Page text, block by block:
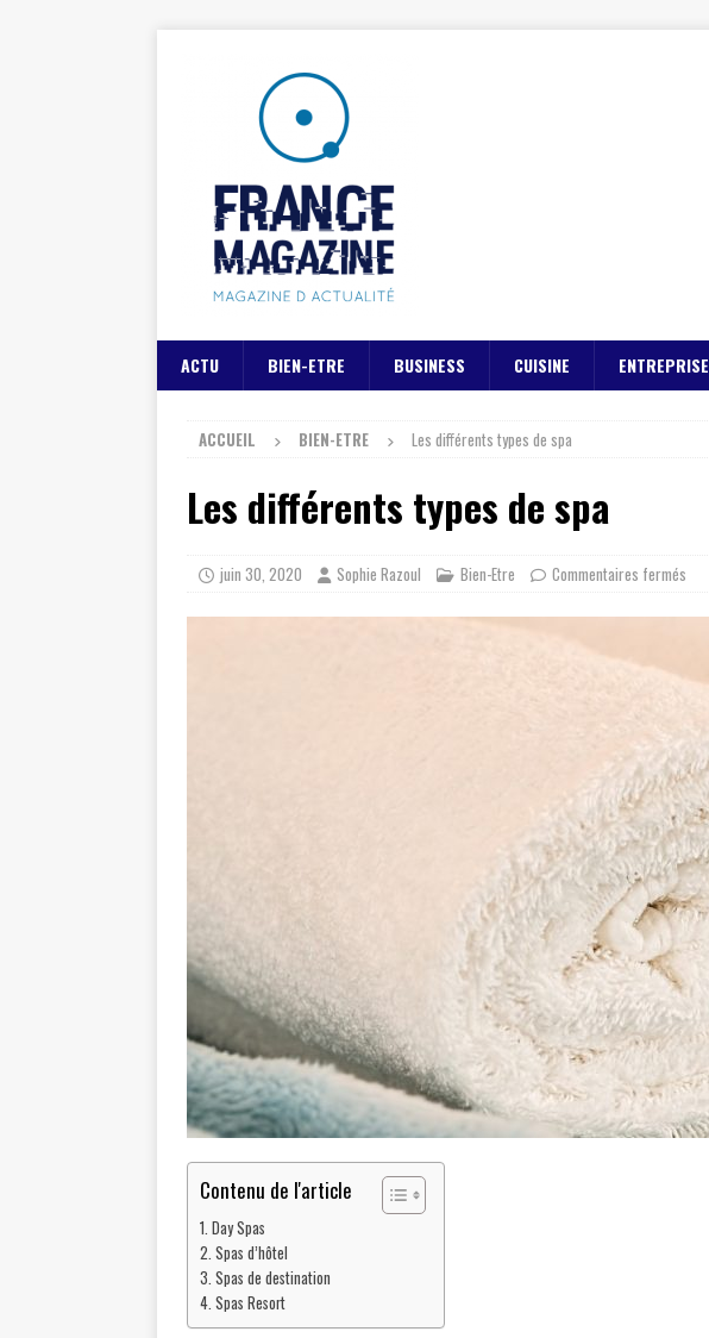
ACTU BIEN-ETRE BUSINESS CUISINE ENTREPRISE
ACCUEIL BIEN-ETRE Les différents types de spa
Les différents types de spa
juin 30, 2020 Sophie Razoul Bien-Etre Commentaires fermés
Contenu de l'article
Day Spas
Spas d’hôtel
Spas de destination
Spas Resort